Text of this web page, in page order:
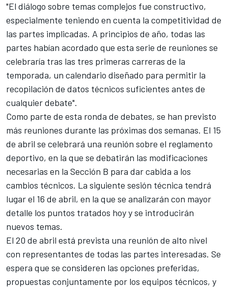
"El diálogo sobre temas complejos fue constructivo,
especialmente teniendo en cuenta la competitividad de
las partes implicadas. A principios de año, todas las
partes habían acordado que esta serie de reuniones se
celebraría tras las tres primeras carreras de la
temporada, un calendario diseñado para permitir la
recopilación de datos técnicos suficientes antes de
cualquier debate".
Como parte de esta ronda de debates, se han previsto
más reuniones durante las próximas dos semanas. El 15
de abril se celebrará una reunión sobre el reglamento
deportivo, en la que se debatirán las modificaciones
necesarias en la Sección B para dar cabida a los
cambios técnicos. La siguiente sesión técnica tendrá
lugar el 16 de abril, en la que se analizarán con mayor
detalle los puntos tratados hoy y se introducirán
nuevos temas.
El 20 de abril está prevista una reunión de alto nivel
con representantes de todas las partes interesadas. Se
espera que se consideren las opciones preferidas,
propuestas conjuntamente por los equipos técnicos, y